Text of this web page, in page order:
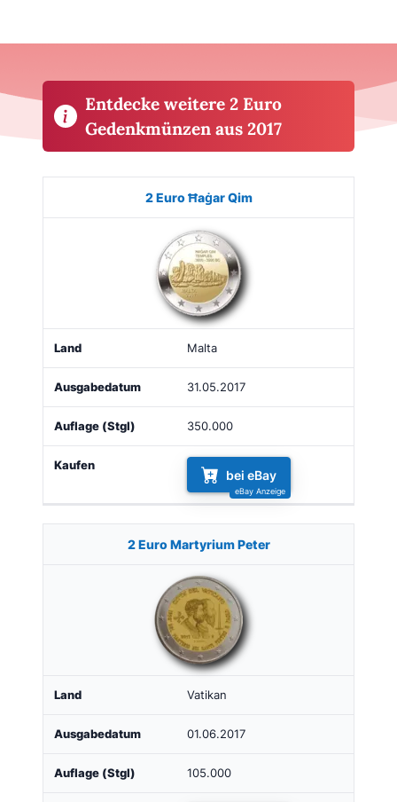
Entdecke weitere 2 Euro
Gedenkmünzen aus 2017
Land Ausgabe
2 Euro Ħaġar Qim
Malta
31.05.2017
350.000
bei eBay
2 Euro Martyrium Peter
Vatikan
01.06.2017
105.000